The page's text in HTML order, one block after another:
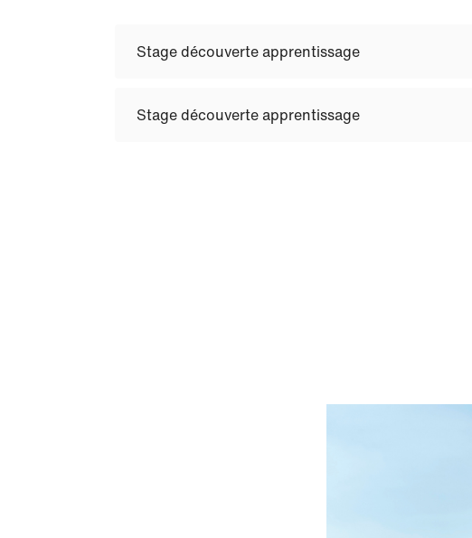
Stage découverte apprentissage
Stage découverte apprentissage